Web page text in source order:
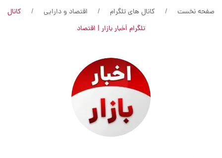
صفحه نخست کانال های تلگرام اقتصاد و دارایی
کانال
تلگرام اَخبار بازار | اقتصاد